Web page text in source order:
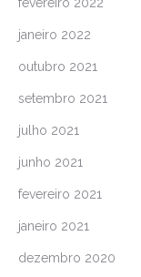
janeiro 2022
outubro 2021
setembro 2021
julho 2021
junho 2021
fevereiro 2021
janeiro 2021
dezembro 2020